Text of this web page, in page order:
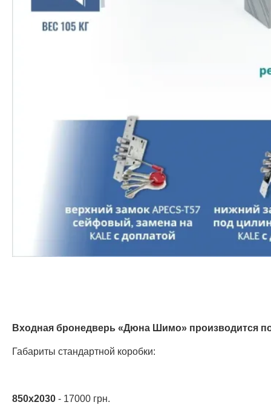
Входная бронедверь «Дюна Шимо» производится
Габариты стандартной коробки:
850х2030 - 17000 грн.